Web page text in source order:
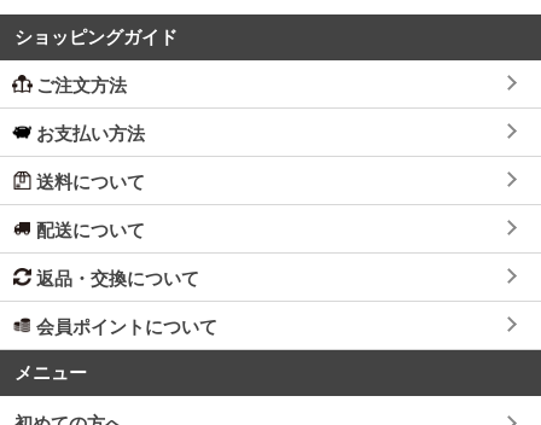
ショッピングガイド
ご注文方法
お支払い方法
送料について
配送について
返品・交換について
会員ポイントについて
メニュー